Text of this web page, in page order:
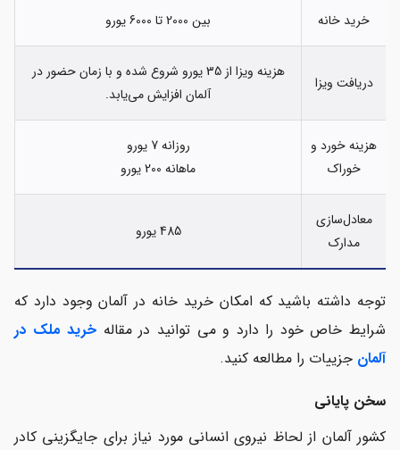
خرید خانه بین 2000 تا 6000 یورو
دریافت ویزا
هزینه ویزا از 35 یورو شروع شده و با زمان حضور در
آلمان افزایش می‌یابد.
هزینه خورد و
خوراک
روزانه 7 یورو
ماهانه 200 یورو
معادل‌سازی
مدارک
485 یورو
توجه داشته باشید که امکان خرید خانه در آلمان وجود دارد که
شرایط خاص خود را دارد و می توانید در مقاله خرید ملک در
آلمان جزییات را مطالعه کنید.
سخن پایانی
کشور آلمان از لحاظ نیروی انسانی مورد نیاز برای جایگزینی کادر